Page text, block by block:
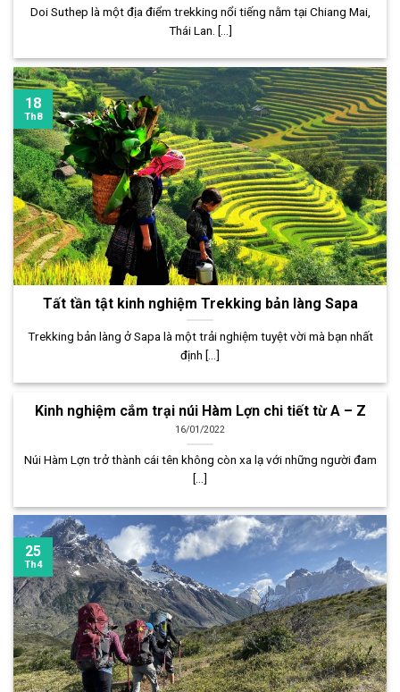
Doi Suthep là một địa điểm trekking nổi tiếng nằm tại Chiang Mai,
Thái Lan. [...]
Tất tần tật kinh nghiệm Trekking bản làng Sapa
Trekking bản làng ở Sapa là một trải nghiệm tuyệt vời mà bạn nhất
định [...]
18
Th8
Kinh nghiệm cắm trại núi Hàm Lợn chi tiết từ A – Z
16/01/2022
Núi Hàm Lợn trở thành cái tên không còn xa lạ với những người đam
[...]
25
Th4